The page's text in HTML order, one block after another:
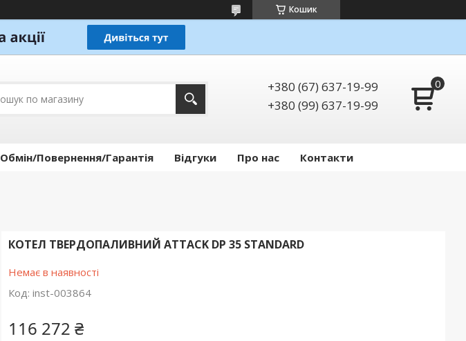
Кошик
+380 (67) 637-19-99
+380 (99) 637-19-99
Обмін/Повернення/Гарантія Відгуки Про нас Контакти
КОТЕЛ ТВЕРДОПАЛИВНИЙ ATTACK DP 35 STANDARD
Немає в наявності
Код: inst-003864
116 272 ₴